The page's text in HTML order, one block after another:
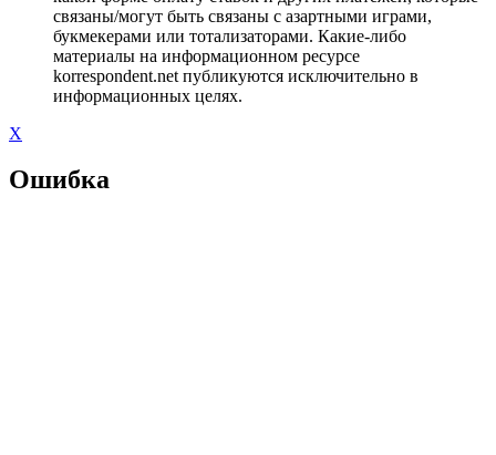
связаны/могут быть связаны с азартными играми,
букмекерами или тотализаторами. Какие-либо
материалы на информационном ресурсе
korrespondent.net публикуются исключительно в
информационных целях.
X
Ошибка